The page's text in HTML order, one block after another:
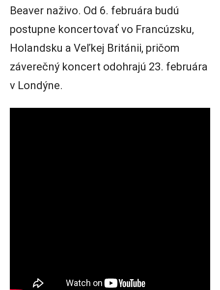
Beaver naživo. Od 6. februára budú
postupne koncertovať vo Francúzsku,
Holandsku a Veľkej Británii, pričom
záverečný koncert odohrajú 23. februára
v Londýne.